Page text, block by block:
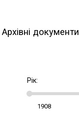
Архівні документи
Рік: